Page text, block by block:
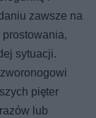
zawsze na
prostowania,
sytuacji.
pięter
lub